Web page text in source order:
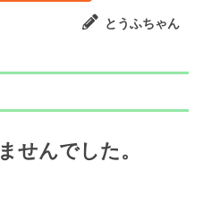
とうふちゃん
せんでした。